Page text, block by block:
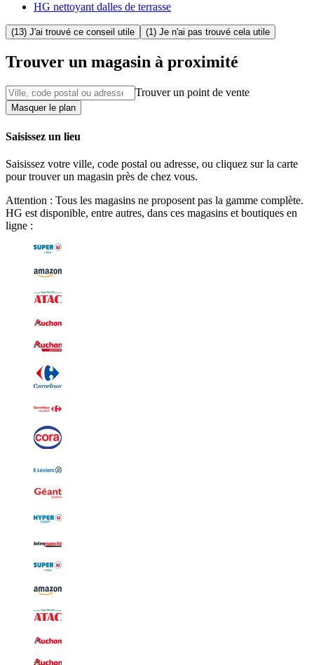
HG nettoyant dalles de terrasse
(13) J'ai trouvé ce conseil utile (1) Je n'ai pas trouvé cela utile
Trouver un magasin à proximité
Trouver un point de vente
Masquer le plan
Saisissez un lieu
Saisissez votre ville, code postal ou adresse, ou cliquez sur la carte
pour trouver un magasin près de chez vous.
Attention : Tous les magasins ne proposent pas la gamme complète.
HG est disponible, entre autres, dans ces magasins et boutiques en
ligne :